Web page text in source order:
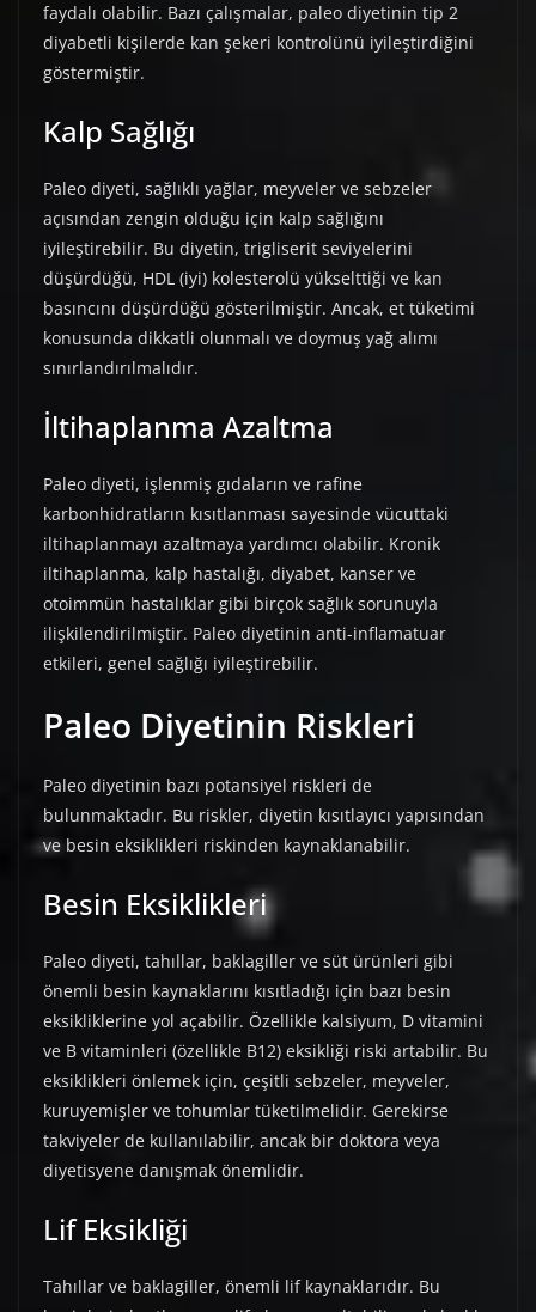
faydalı olabilir. Bazı çalışmalar, paleo diyetinin tip 2
diyabetli kişilerde kan şekeri kontrolünü iyileştirdiğini
göstermiştir.
Kalp Sağlığı
Paleo diyeti, sağlıklı yağlar, meyveler ve sebzeler
açısından zengin olduğu için kalp sağlığını
iyileştirebilir. Bu diyetin, trigliserit seviyelerini
düşürdüğü, HDL (iyi) kolesterolü yükselttiği ve kan
basıncını düşürdüğü gösterilmiştir. Ancak, et tüketimi
konusunda dikkatli olunmalı ve doymuş yağ alımı
sınırlandırılmalıdır.
İltihaplanma Azaltma
Paleo diyeti, işlenmiş gıdaların ve rafine
karbonhidratların kısıtlanması sayesinde vücuttaki
iltihaplanmayı azaltmaya yardımcı olabilir. Kronik
iltihaplanma, kalp hastalığı, diyabet, kanser ve
otoimmün hastalıklar gibi birçok sağlık sorunuyla
ilişkilendirilmiştir. Paleo diyetinin anti-inflamatuar
etkileri, genel sağlığı iyileştirebilir.
Paleo Diyetinin Riskleri
Paleo diyetinin bazı potansiyel riskleri de
bulunmaktadır. Bu riskler, diyetin kısıtlayıcı yapısından
ve besin eksiklikleri riskinden kaynaklanabilir.
Besin Eksiklikleri
Paleo diyeti, tahıllar, baklagiller ve süt ürünleri gibi
önemli besin kaynaklarını kısıtladığı için bazı besin
eksikliklerine yol açabilir. Özellikle kalsiyum, D vitamini
ve B vitaminleri (özellikle B12) eksikliği riski artabilir. Bu
eksiklikleri önlemek için, çeşitli sebzeler, meyveler,
kuruyemişler ve tohumlar tüketilmelidir. Gerekirse
takviyeler de kullanılabilir, ancak bir doktora veya
diyetisyene danışmak önemlidir.
Lif Eksikliği
Tahıllar ve baklagiller, önemli lif kaynaklarıdır. Bu